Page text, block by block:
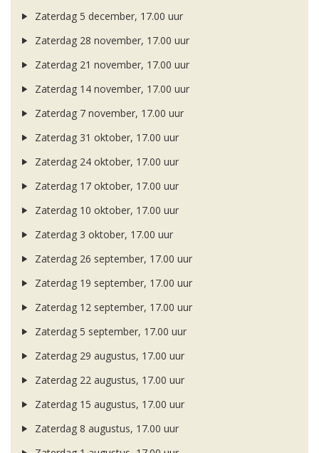
Zaterdag 5 december, 17.00 uur
Zaterdag 28 november, 17.00 uur
Zaterdag 21 november, 17.00 uur
Zaterdag 14 november, 17.00 uur
Zaterdag 7 november, 17.00 uur
Zaterdag 31 oktober, 17.00 uur
Zaterdag 24 oktober, 17.00 uur
Zaterdag 17 oktober, 17.00 uur
Zaterdag 10 oktober, 17.00 uur
Zaterdag 3 oktober, 17.00 uur
Zaterdag 26 september, 17.00 uur
Zaterdag 19 september, 17.00 uur
Zaterdag 12 september, 17.00 uur
Zaterdag 5 september, 17.00 uur
Zaterdag 29 augustus, 17.00 uur
Zaterdag 22 augustus, 17.00 uur
Zaterdag 15 augustus, 17.00 uur
Zaterdag 8 augustus, 17.00 uur